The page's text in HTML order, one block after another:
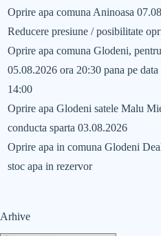
Oprire apa comuna Aninoasa
Reducere presiune / posibilitate
Oprire apa comuna Glodeni,
05.08.2026 ora 20:30 pana pe
14:00
Oprire apa Glodeni satele Malu
conducta sparta 03.08.2026
Oprire apa in comuna Glodeni
stoc apa in rezervor
Arhive